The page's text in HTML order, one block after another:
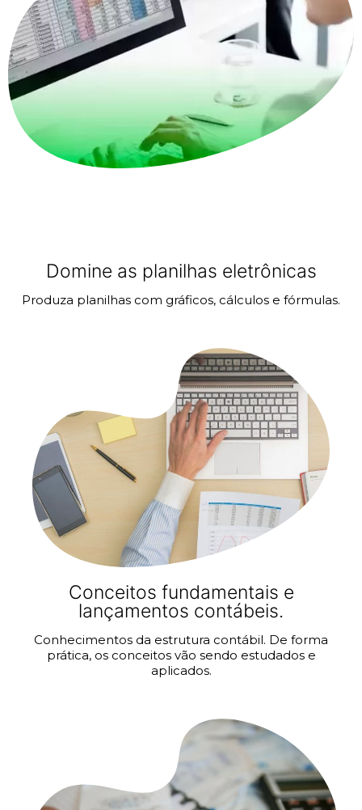
Domine as planilhas eletrônicas
Produza planilhas com gráficos, cálculos e fórmulas.
Conceitos fundamentais e
lançamentos contábeis.
Conhecimentos da estrutura contábil. De forma
prática, os conceitos vão sendo estudados e
aplicados.